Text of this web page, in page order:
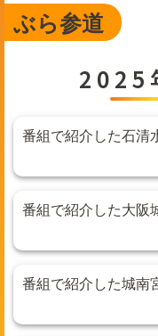
グッズ
EN
ぶら参道
2025
番組で紹介した石清
番組で紹介した大阪
番組で紹介した城南